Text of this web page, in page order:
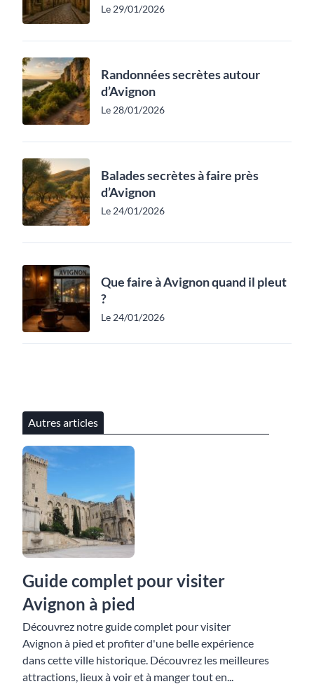
Le 29/01/2026
Randonnées secrètes autour
d’Avignon
Le 28/01/2026
Balades secrètes à faire près
d’Avignon
Le 24/01/2026
Que faire à Avignon quand il pleut
?
Le 24/01/2026
Autres articles
Guide complet pour visiter
Avignon à pied
Découvrez notre guide complet pour visiter
Avignon à pied et profiter d'une belle expérience
dans cette ville historique. Découvrez les meilleures
attractions, lieux à voir et à manger tout en...